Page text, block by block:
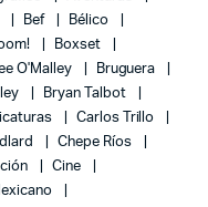
Bef
Bélico
Boxset
O'Malley
Bruguera
Bryan Talbot
Carlos Trillo
Chepe Ríos
Cine